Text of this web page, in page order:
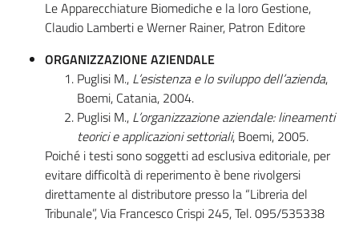
Le Apparecchiature Biomediche e la loro Gestione,
Claudio Lamberti e Werner Rainer, Patron Editore
ORGANIZZAZIONE AZIENDALE
Puglisi M., L’esistenza e lo sviluppo dell’azienda,
Boemi, Catania, 2004.
Puglisi M., L’organizzazione aziendale: lineamenti
teorici e applicazioni settoriali, Boemi, 2005.
Poiché i testi sono soggetti ad esclusiva editoriale, per
evitare difficoltà di reperimento è bene rivolgersi
direttamente al distributore presso la “Libreria del
Tribunale”, Via Francesco Crispi 245, Tel. 095/535338